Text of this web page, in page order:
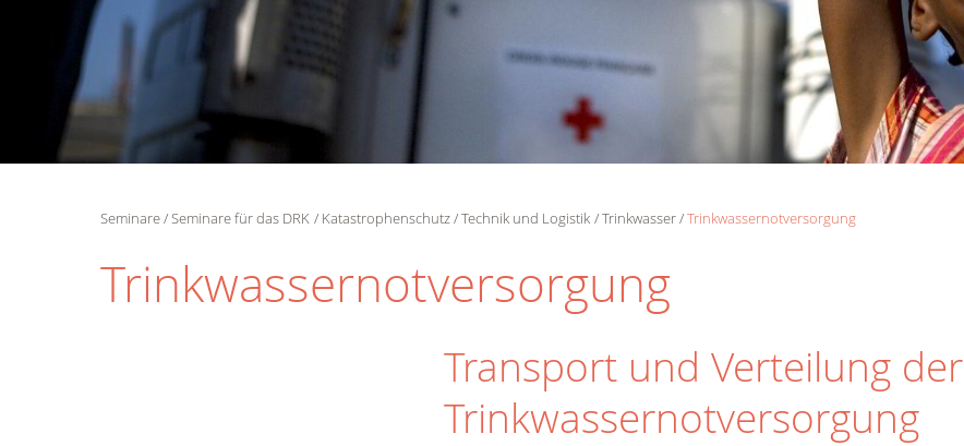
Seminare Seminare für das DRK Katastrophenschutz Technik und Logistik Trinkwasser Trinkwassernotversorgung
Trinkwassernotversorgung
Transport und Verteilung der
Trinkwassernotversorgung